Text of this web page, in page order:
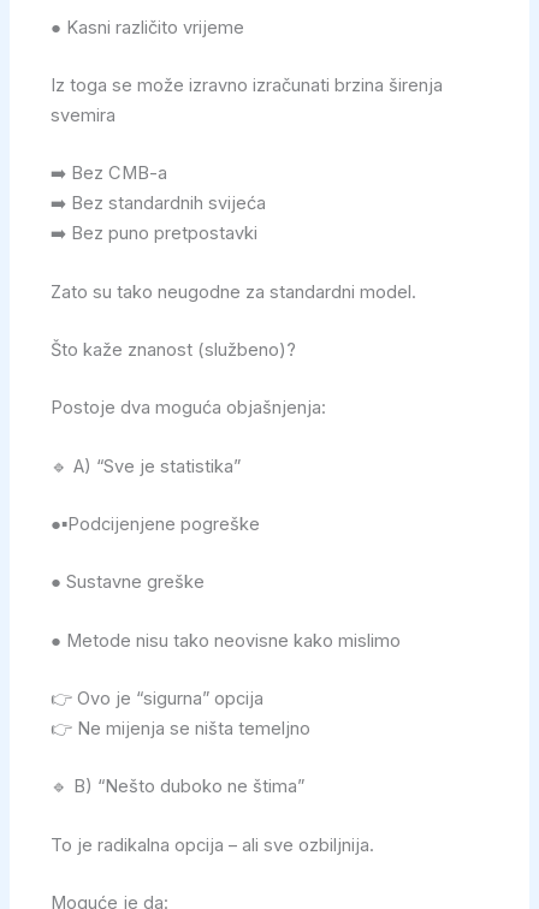
● Kasni različito vrijeme
Iz toga se može izravno izračunati brzina širenja
svemira
➡️ Bez CMB-a
➡️ Bez standardnih svijeća
➡️ Bez puno pretpostavki
Zato su tako neugodne za standardni model.
Što kaže znanost (službeno)?
Postoje dva moguća objašnjenja:
🔹 A) “Sve je statistika”
●▪︎Podcijenjene pogreške
● Sustavne greške
● Metode nisu tako neovisne kako mislimo
👉 Ovo je “sigurna” opcija
👉 Ne mijenja se ništa temeljno
🔹 B) “Nešto duboko ne štima”
To je radikalna opcija – ali sve ozbiljnija.
Moguće je da: